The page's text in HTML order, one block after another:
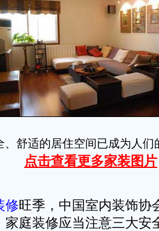
、舒适的居住空间已成为人们
点击查看更多家装图片
修旺季，中国室内装饰协
家庭装修应当注意三大安